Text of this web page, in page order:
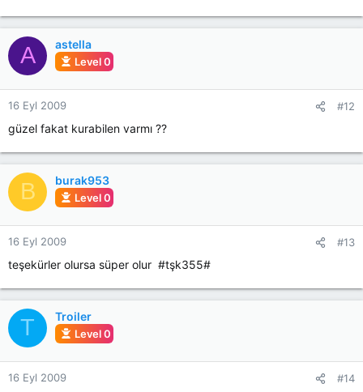
A astella
Level 0
16 Eyl 2009 #12
güzel fakat kurabilen varmı ??
B burak953
Level 0
16 Eyl 2009 #13
teşekürler olursa süper olur #tşk355#
T Troiler
Level 0
16 Eyl 2009 #14